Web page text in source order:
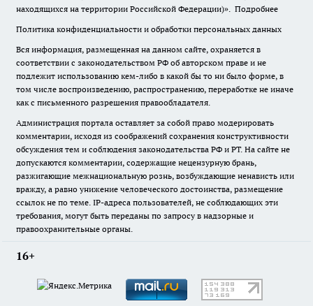
находящихся на территории Российской Федерации)». Подробнее
Политика конфиденциальности и обработки персональных данных
Вся информация, размещенная на данном сайте, охраняется в
соответствии с законодательством РФ об авторском праве и не
подлежит использованию кем-либо в какой бы то ни было форме, в
том числе воспроизведению, распространению, переработке не иначе
как с письменного разрешения правообладателя.
Администрация портала оставляет за собой право модерировать
комментарии, исходя из соображений сохранения конструктивности
обсуждения тем и соблюдения законодательства РФ и РТ. На сайте не
допускаются комментарии, содержащие нецензурную брань,
разжигающие межнациональную рознь, возбуждающие ненависть или
вражду, а равно унижение человеческого достоинства, размещение
ссылок не по теме. IP-адреса пользователей, не соблюдающих эти
требования, могут быть переданы по запросу в надзорные и
правоохранительные органы.
16+